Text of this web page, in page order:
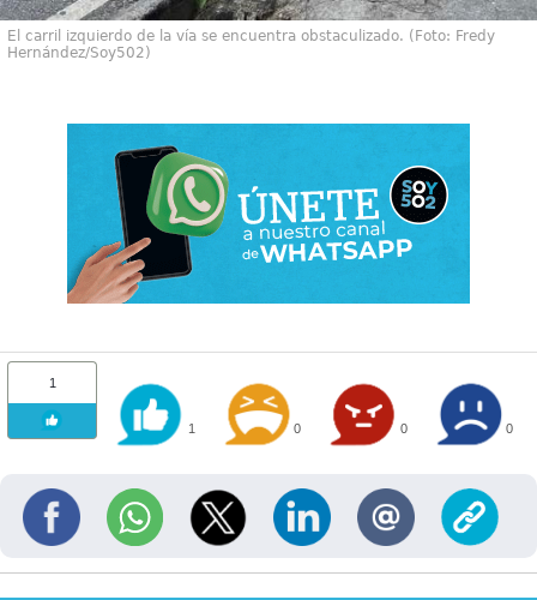
El carril izquierdo de la vía se encuentra obstaculizado. (Foto: Fredy
Hernández/Soy502)
1
1 0 0 0